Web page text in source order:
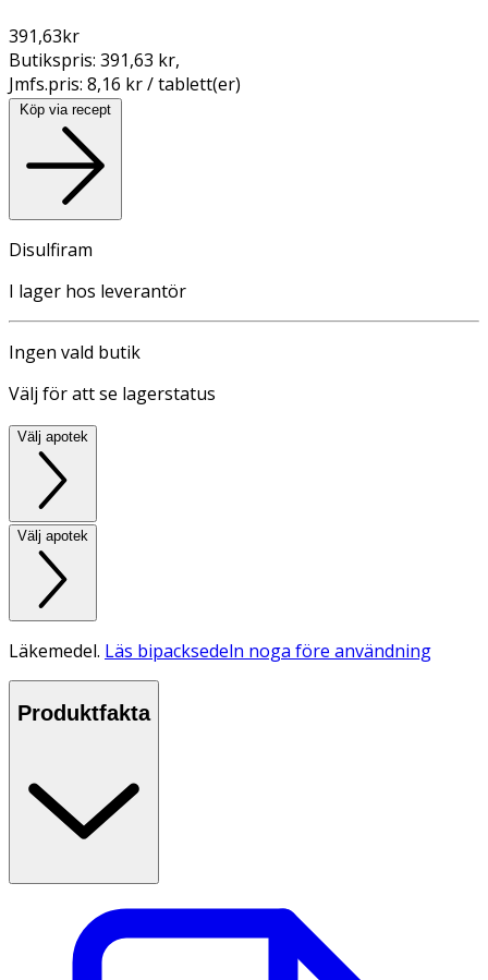
391,63kr
Butikspris: 391,63 kr,
Jmfs.pris: 8,16 kr / tablett(er)
Köp via recept
Disulfiram
I lager hos leverantör
Ingen vald butik
Välj för att se lagerstatus
Välj apotek
Välj apotek
Läkemedel. Läs bipacksedeln noga före användning
Produktfakta